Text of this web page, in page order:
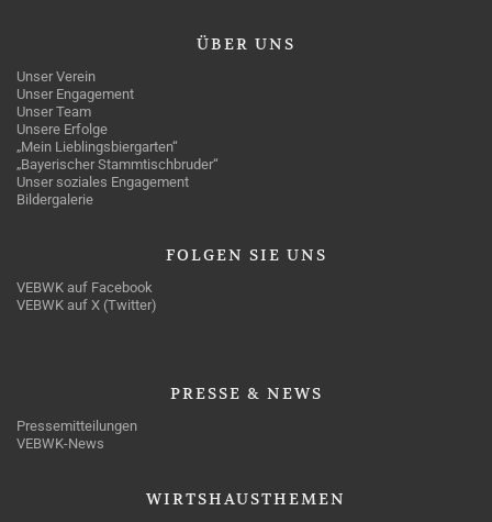
ÜBER UNS
Unser Verein
Unser Engagement
Unser Team
Unsere Erfolge
„Mein Lieblingsbiergarten“
„Bayerischer Stammtischbruder“
Unser soziales Engagement
Bildergalerie
FOLGEN SIE UNS
VEBWK auf Facebook
VEBWK auf X (Twitter)
PRESSE & NEWS
Pressemitteilungen
VEBWK-News
WIRTSHAUSTHEMEN